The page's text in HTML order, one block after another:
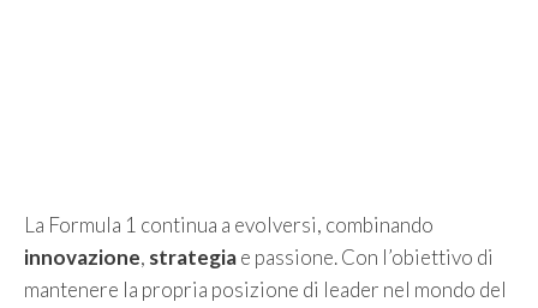
La Formula 1 continua a evolversi, combinando
innovazione, strategiae passione. Con l’obiettivo di
mantenere la propria posizione di leader nel mondo del